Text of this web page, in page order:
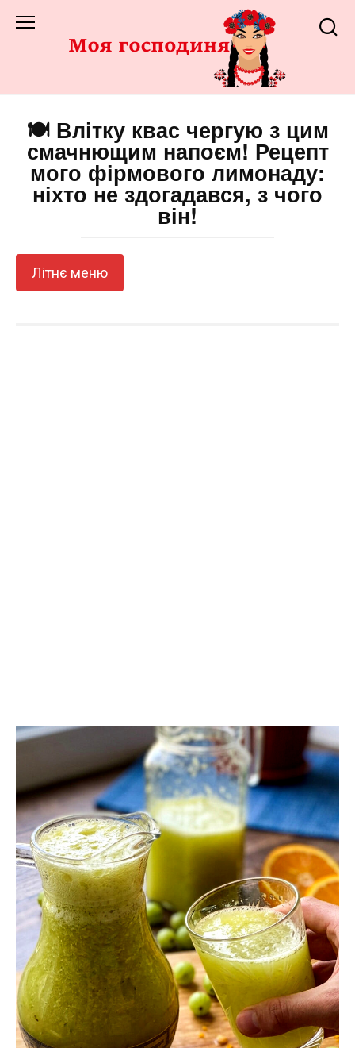
до
🍽️ Влітку квас чергую з цим
смачнющим напоєм! Рецепт
мого фірмового лимонаду:
ніхто не здогадався, з чого
він!
Літнє меню